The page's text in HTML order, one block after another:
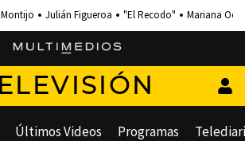
Julián Figueroa "El Recodo" Mariana
Últimos Videos Programas